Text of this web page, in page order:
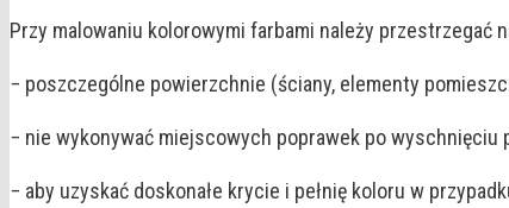
Przy malowaniu kolorowymi farbami należy przestrzegać
− poszczególne powierzchnie (ściany, elementy
− nie wykonywać miejscowych poprawek po wyschnięciu
− aby uzyskać doskonałe krycie i pełnię koloru w